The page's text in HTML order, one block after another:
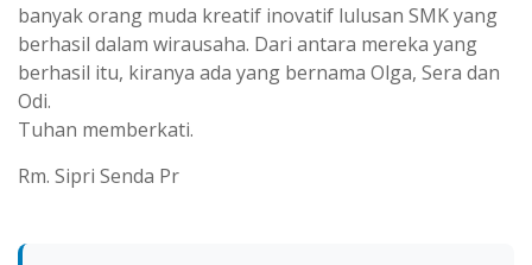
banyak orang muda kreatif inovatif lulusan SMK yang
berhasil dalam wirausaha. Dari antara mereka yang
berhasil itu, kiranya ada yang bernama Olga, Sera dan
Odi.
Tuhan memberkati.
Rm. Sipri Senda Pr